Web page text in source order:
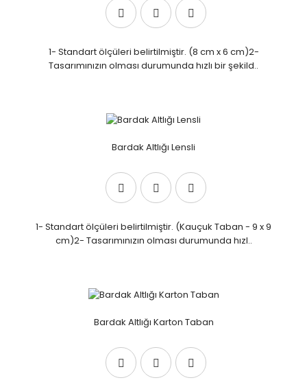
1- Standart ölçüleri belirtilmiştir. (8 cm x 6 cm)2-
Tasarımınızın olması durumunda hızlı bir şekild..
Bardak Altlığı Lensli
1- Standart ölçüleri belirtilmiştir. (Kauçuk Taban - 9 x 9
cm)2- Tasarımınızın olması durumunda hızl..
Bardak Altlığı Karton Taban